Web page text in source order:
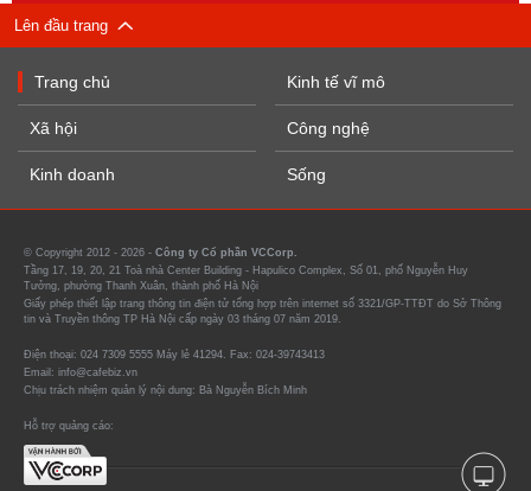
Lên đầu trang
Trang chủ
Xã hội
Kinh doanh
Kinh tế vĩ mô
Công nghệ
Sống
© Copyright 2012 - 2026 - Công ty Cổ phần VCCorp.
Tầng 17, 19, 20, 21 Toà nhà Center Building - Hapulico Complex, Số 01, phố Nguyễn Huy
Tưởng, phường Thanh Xuân, thành phố Hà Nội
Giấy phép thiết lập trang thông tin điện tử tổng hợp trên internet số 3321/GP-TTĐT do Sở Thông
tin và Truyền thông TP Hà Nội cấp ngày 03 tháng 07 năm 2019.
Điện thoại: 024 7309 5555 Máy lẻ 41294. Fax: 024-39743413
Email: info@cafebiz.vn
Chịu trách nhiệm quản lý nội dung: Bà Nguyễn Bích Minh
Hỗ trợ quảng cáo: